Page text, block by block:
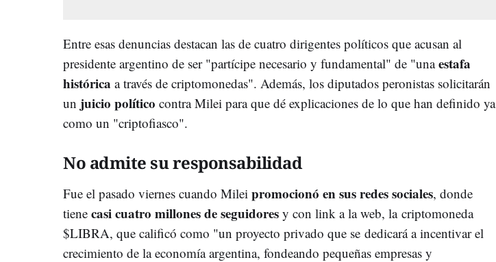
Entre esas denuncias destacan las de cuatro dirigentes políticos que acusan al
presidente argentino de ser "partícipe necesario y fundamental" de "unaestafa
histórica a través de criptomonedas". Además, los diputados peronistas solicitarán
un juicio político contra Milei para que dé explicaciones de lo que han definido ya
como un "criptofiasco".
No admite su responsabilidad
Fue el pasado viernes cuando Milei promocionó en sus redes sociales, donde
tiene casi cuatro millones de seguidores y con link a la web, la criptomoneda
$LIBRA, que calificó como "un proyecto privado que se dedicará a incentivar el
crecimiento de la economía argentina, fondeando pequeñas empresas y